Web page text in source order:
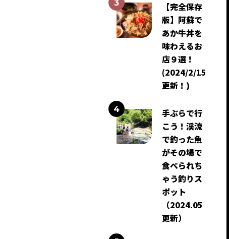
【完全保存
版】阿蘇で
あか牛丼を
味わえるお
店９選！
(2024/2/15
更新！)
手ぶらで行
こう！渓流
で釣った魚
がその場で
食べられち
ゃう釣りス
ポット
（2024.05
更新）